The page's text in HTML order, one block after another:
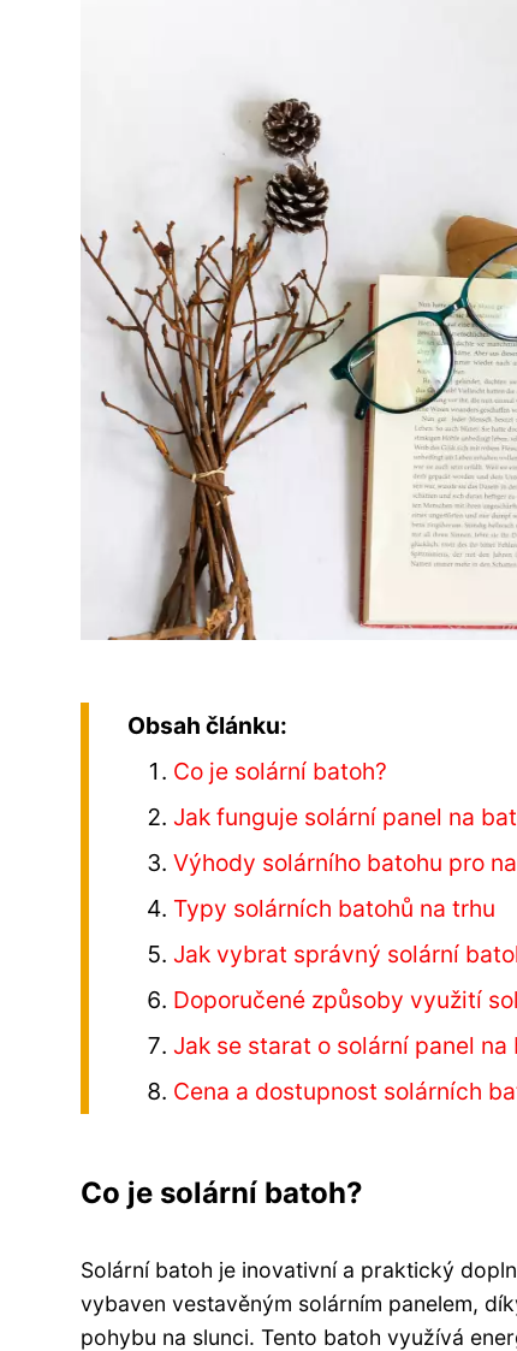
Obsah článku:
Co je solární batoh?
Jak funguje solární panel na
Výhody solárního batohu pro
Typy solárních batohů na trhu
Jak vybrat správný solární
Doporučené způsoby využití
Jak se starat o solární panel na
Cena a dostupnost solárních
Co je solární batoh?
Solární batoh je inovativní a praktický
vybaven vestavěným solárním panelem,
pohybu na slunci. Tento batoh využívá